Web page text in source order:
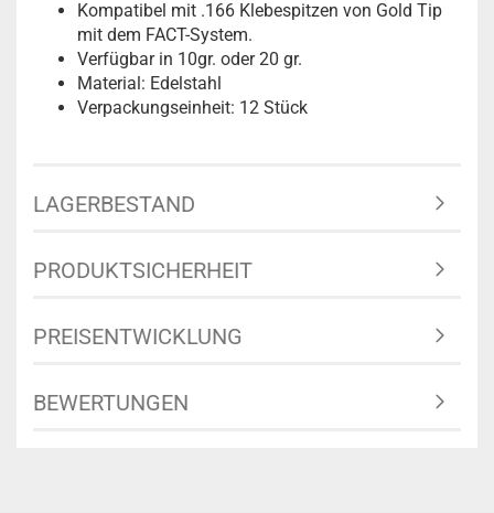
Kompatibel mit .166 Klebespitzen von Gold Tip
mit dem FACT-System.
Verfügbar in 10gr. oder 20 gr.
Material: Edelstahl
Verpackungseinheit: 12 Stück
LAGERBESTAND
PRODUKTSICHERHEIT
PREISENTWICKLUNG
BEWERTUNGEN